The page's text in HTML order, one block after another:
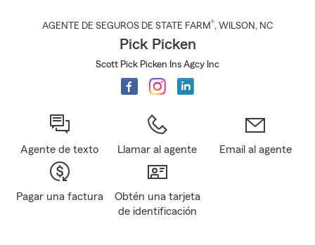
AGENTE DE SEGUROS DE STATE FARM®, WILSON , NC
Pick Picken
Scott Pick Picken Ins Agcy Inc
Agente de texto Llamar al agente Email al agente
Pagar una factura
Obtén una tarjeta
de identificación